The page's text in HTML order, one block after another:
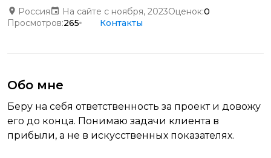
Россия
На сайте с ноября, 2023Оценок:0
Просмотров:265 Контакты
Обо мне
Беру на себя ответственность за проект и довожу
его до конца. Понимаю задачи клиента в
прибыли, а не в искусственных показателях.